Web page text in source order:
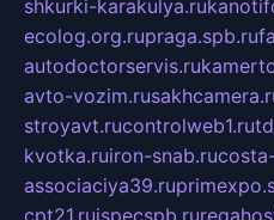
shkurki-karakulya.ru
ecolog.org.rupraga.spb.ru
autodoctorservis.ru
avto-vozim.ru
stroyavt.rucontrolweb1.ru
kvotka.ruiron-snab.ru
associaciya39.ru